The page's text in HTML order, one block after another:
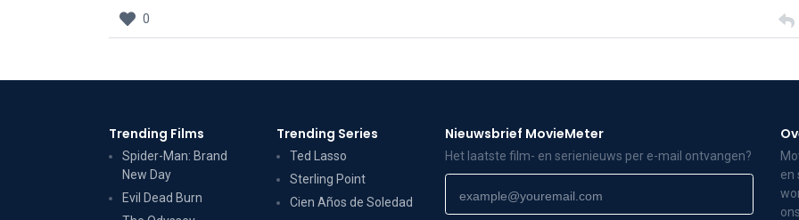
0
Trending Films
Spider-Man: Brand
New Day
Evil Dead Burn
Trending Series
Ted Lasso
Sterling Point
Cien Años de Soledad
Nieuwsbrief MovieMeter
Het laatste film- en serienieuws per e-mail ontvangen?
en